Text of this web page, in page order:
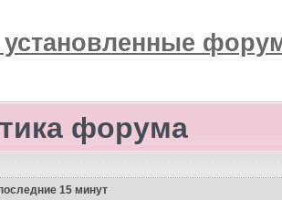
установленные
форума
15 минут